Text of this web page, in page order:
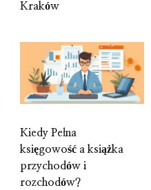
Kraków
Kiedy Pełna
księgowość a książka
przychodów i
rozchodów?